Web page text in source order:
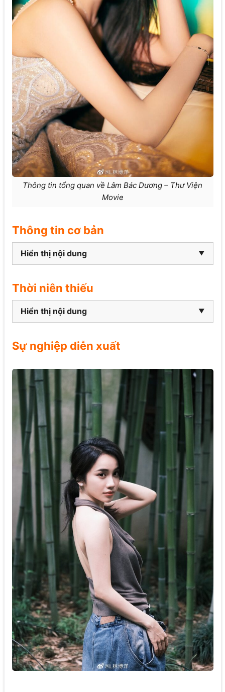
Thông tin tổng quan về Lâm Bác Dương – Thư Viện
Movie
Thông tin cơ bản
Hiển thị nội dung
Thời niên thiếu
Hiển thị nội dung
Sự nghiệp diễn xuất